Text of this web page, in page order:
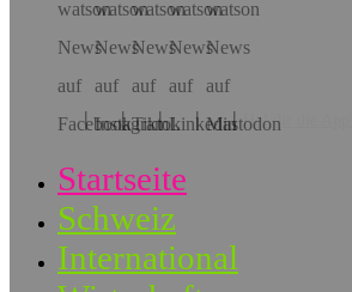
Hol dir die App!
Startseite
Schweiz
International